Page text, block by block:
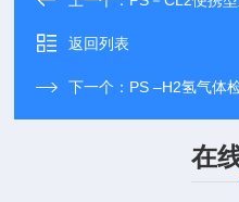
返回列表
下一个： PS –H2氢气体
在